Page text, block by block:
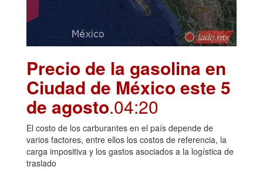
Precio de la gasolina en
Ciudad de México este 5
de agosto.04:20
El costo de los carburantes en el país depende de
varios factores, entre ellos los costos de referencia, la
carga impositiva y los gastos asociados a la logística de
traslado